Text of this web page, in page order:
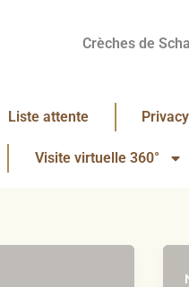
Crèches de
Liste attente Privacy
Visite virtuelle 360°